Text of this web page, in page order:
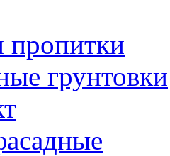
пропитки
грунтовки